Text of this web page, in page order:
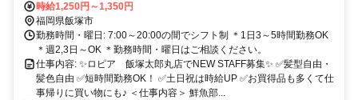
時給1,250円～1,350円
福岡県飯塚市
勤務時間・曜日: 7:00～20:00の間でシフト制 ＊1日3～5時間勤務OK
＊週2,3日～OK ＊勤務時間・曜日はご相談ください。
仕事内容: ✨ロピア 飯塚太郎丸店でNEW STAFF募集✨ ✅️髪型自由・
髪色自由 ✅️短時間勤務OK！ ✅️土日祝は時給UP ✅️お買得品も多くて仕
事帰りに買い物にも♪ ＜仕事内容＞ 鮮魚部...